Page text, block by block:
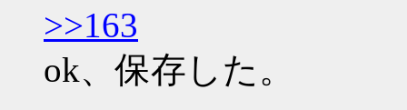
>>163
ok、保存した。